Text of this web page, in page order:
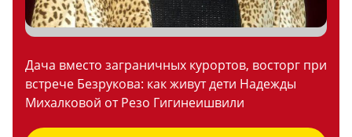
Дача вместо заграничных курортов, восторг при
встрече Безрукова: как живут дети Надежды
Михалковой от Резо Гигинеишвили